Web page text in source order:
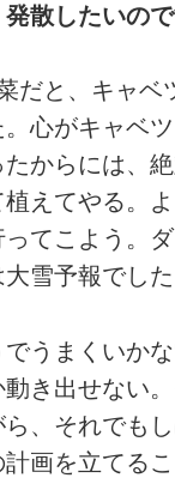
散したいので
だと、キャベ
心がキャベ
からには、
えてやる。
てこよう。
雪予報でした
うまくいか
き出せない
ら、それでも
画を立てる